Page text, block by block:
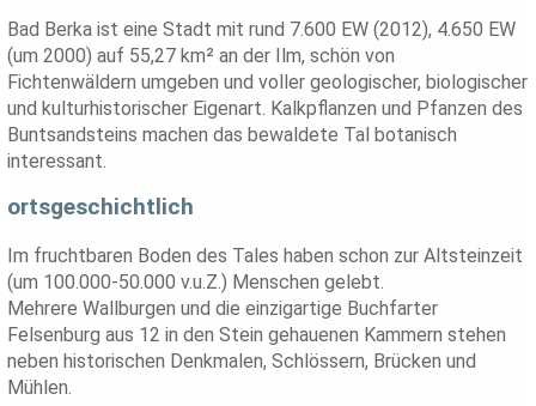
Bad Berka ist eine Stadt mit rund 7.600 EW (2012), 4.650 EW
(um 2000) auf 55,27 km² an der Ilm, schön von
Fichtenwäldern umgeben und voller geologischer, biologischer
und kulturhistorischer Eigenart. Kalkpflanzen und Pfanzen des
Buntsandsteins machen das bewaldete Tal botanisch
interessant.
ortsgeschichtlich
Im fruchtbaren Boden des Tales haben schon zur Altsteinzeit
(um 100.000-50.000 v.u.Z.) Menschen gelebt.
Mehrere Wallburgen und die einzigartige Buchfarter
Felsenburg aus 12 in den Stein gehauenen Kammern stehen
neben historischen Denkmalen, Schlössern, Brücken und
Mühlen.